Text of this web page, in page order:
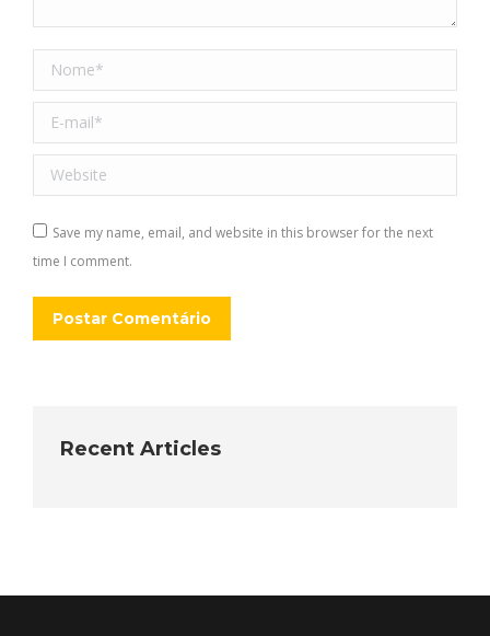
Nome *
E-mail *
Website
Save my name, email, and website in this browser for the next
time I comment.
Postar Comentário
Recent Articles